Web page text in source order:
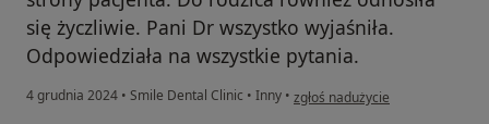
się życzliwie. Pani Dr wszystko wyjaśniła.
Odpowiedziała na wszystkie pytania.
4 grudnia 2024 • Smile Dental Clinic • Inny • w opinii użytkownika MB
zgłoś nadużycie